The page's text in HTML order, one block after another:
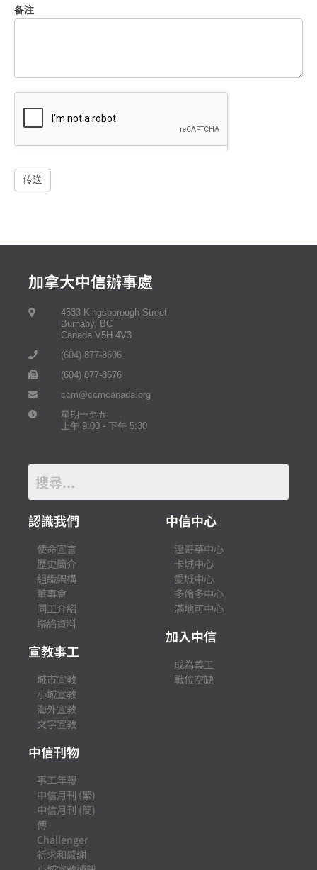
备注
传送
加拿大中信辦事處
4533 Kingsborough Street
Burnaby, BC
Canada V5H 4V3
(604) 877-8606
(604) 877-8676
ccm@ccmcanada.org
星期一至五
上午 9:00 - 下午 5:30
認識我們
使命宣言
歷史簡介
組織架構
董事會
同工介紹
聯絡資料
宣教事工
城市宣教
小城宣教
海外宣教
文字宣教
中信中心
溫哥華中心
卡城中心
愛城中心
多倫多中心
滿地可中心
加入中信
成為義工
職位空缺
中信刊物
事工年報
中信月刊 (繁)
中信月刊 (簡)
傳
Challenger
祈求和感謝